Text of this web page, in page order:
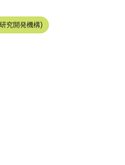
究開発機構)